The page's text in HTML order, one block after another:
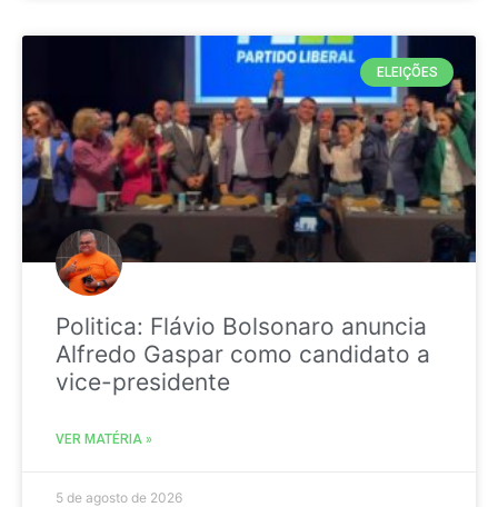
ELEIÇÕES
Politica: Flávio Bolsonaro anuncia
Alfredo Gaspar como candidato a
vice-presidente
VER MATÉRIA »
5 de agosto de 2026